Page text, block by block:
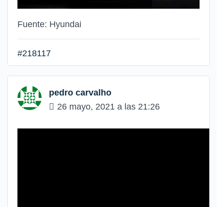
Fuente: Hyundai
#218117
pedro carvalho
26 mayo, 2021 a las 21:26